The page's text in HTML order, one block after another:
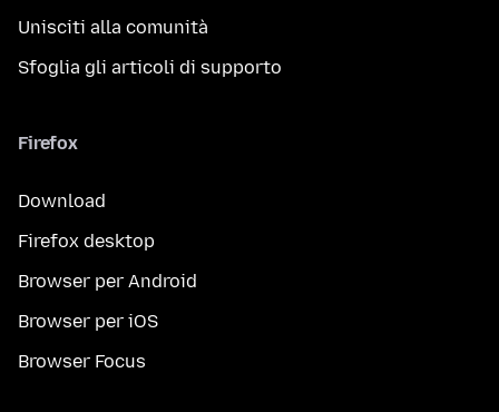
Unisciti alla comunità
Sfoglia gli articoli di supporto
Firefox
Download
Firefox desktop
Browser per Android
Browser per iOS
Browser Focus